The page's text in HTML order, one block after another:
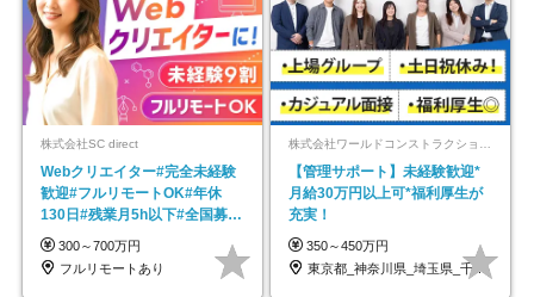
株式会社SC direct
Webクリエイター#完全未経験
歓迎#フルリモートOK#年休
130日#残業月5h以下#全国募集
#最大1年の研修
300～700万円
フルリモートあり
【管理サポート】未経験歓迎*
月給30万円以上可*福利厚生が
充実！
350～450万円
東京都_神奈川県_埼玉県_千葉県_大阪府…